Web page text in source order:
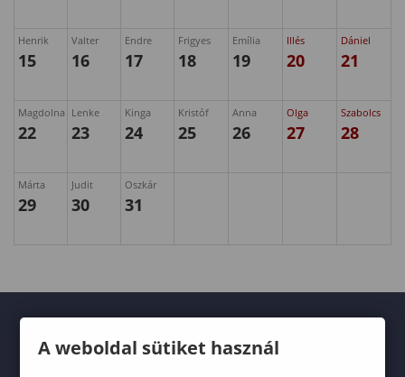
Henrik
15
Valter
16
Endre
17
Frigyes
18
Emília
19
Illés
20
Dániel
21
Magdolna
22
Lenke
23
Kinga
24
Kristóf
25
Anna
26
Olga
27
Szabolcs
28
Márta
29
Judit
30
Oszkár
31
A weboldal sütiket használ